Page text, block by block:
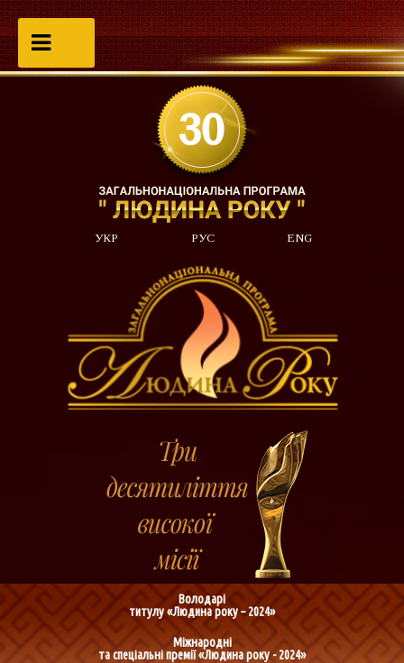
УКР РУС ENG
Володарі
титулу «Людина року – 2024»
Міжнародні
та спеціальні премії «Людина року - 2024»